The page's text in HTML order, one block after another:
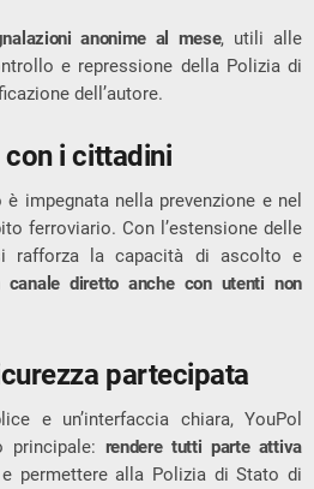
anonime al mese, utili alle
e repressione della Polizia di
dell’autore.
con i cittadini
impegnata nella prevenzione e nel
ferroviario. Con l’estensione delle
rafforza la capacità di ascolto e
canale diretto anche con utenti non
partecipata
e un’interfaccia chiara, YouPol
principale: rendere tutti parte attiva
permettere alla Polizia di Stato di